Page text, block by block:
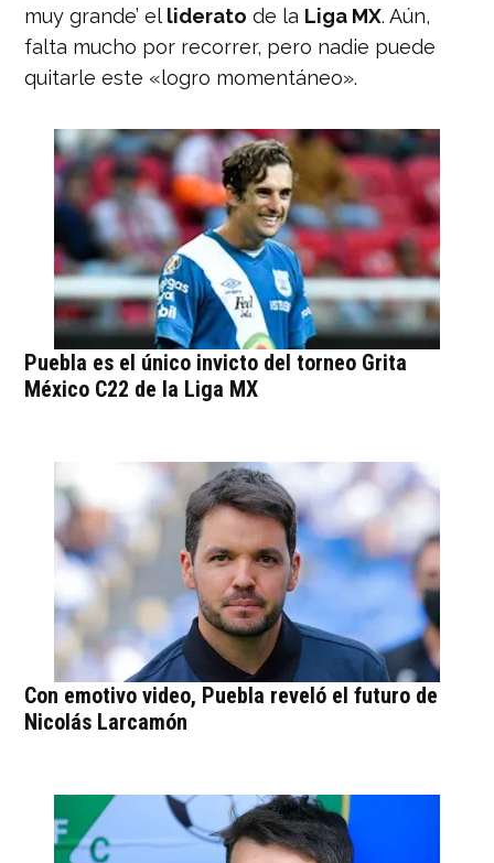
muy grande’ el liderato de la Liga MX. Aún,
falta mucho por recorrer, pero nadie puede
quitarle este «logro momentáneo».
Puebla es el único invicto del torneo Grita
México C22 de la Liga MX
Con emotivo video, Puebla reveló el futuro de
Nicolás Larcamón